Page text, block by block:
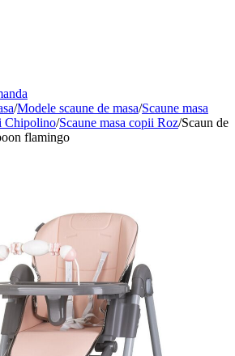
/Modele scaune de masa/Scaune masa
Chipolino/Scaune masa copii Roz/Scaun de
flamingo